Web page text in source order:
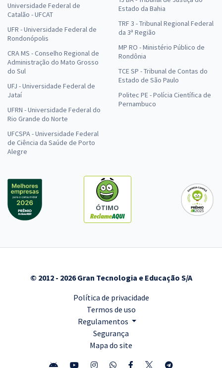
Universidade Federal de
Catalão - UFCAT
UFR - Universidade Federal de
Rondonópolis
CRA MS - Conselho Regional de
Administração do Mato Grosso
do Sul
UFJ - Universidade Federal de
Jataí
UFRN - Universidade Federal do
Rio Grande do Norte
UFCSPA - Universidade Federal
de Ciência da Saúde de Porto
Alegre
Estado da Bahia
TRF 3 - Tribunal Regional Federal
da 3ª Região
MP RO - Ministério Público de
Rondônia
TCE SP - Tribunal de Contas do
Estado de São Paulo
Politec PE - Polícia Científica de
Pernambuco
ÓTIMO
© 2012 - 2026 Gran Tecnologia e Educação S/A
Política de privacidade
Termos de uso
Regulamentos
Segurança
Mapa do site